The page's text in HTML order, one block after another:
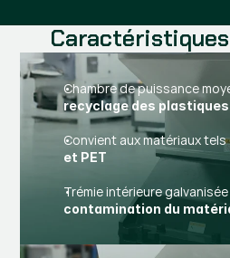
Chambre de puissance
recyclage des plastiques
Convient aux matériaux tels
et PET
Trémie intérieure
contamination du